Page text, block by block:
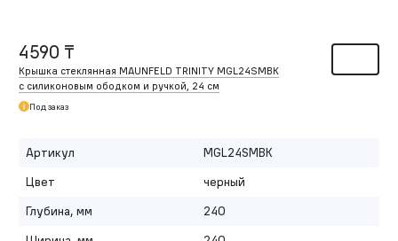
4590 ₸
Крышка стеклянная MAUNFELD TRINITY MGL24SMBK
с силиконовым ободком и ручкой, 24 см
Под заказ
Артикул
MGL24SMBK
Цвет
черный
Глубина, мм
240